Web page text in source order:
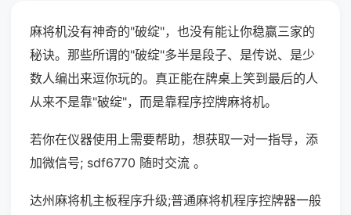
麻将机没有神奇的"破绽"，也没有能让你稳赢三家的
秘诀。那些所谓的"破绽"多半是段子、是传说、是少
数人编出来逗你玩的。真正能在牌桌上笑到最后的人
从来不是靠"破绽"，而是靠程序控牌麻将机。
若你在仪器使用上需要帮助，想获取一对一指导，添
加微信号; sdf6770 随时交流 。
达州麻将机主板程序升级;普通麻将机程序控牌器一般